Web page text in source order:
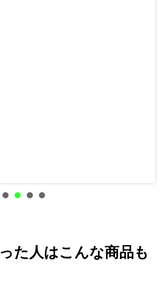
た人はこんな商品も